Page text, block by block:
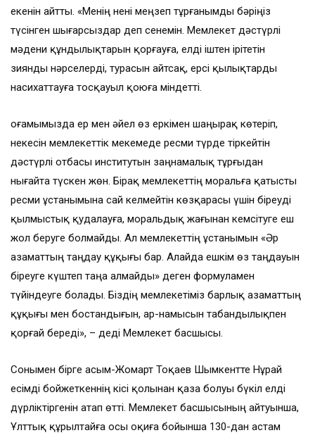
екенін айтты. «Менің нені меңзеп тұрғанымды бәріңіз
түсінген шығарсыздар деп сенемін. Мемлекет дәстүрлі
мәдени құндылықтарын қорғауға, елді іштен ірітетін
зиянды нәрселерді, турасын айтсақ, ерсі қылықтарды
насихаттауға тосқауыл қоюға міндетті.
Қоғамымызда ер мен әйел өз еркімен шаңырақ көтеріп,
некесін мемлекеттік мекемеде ресми түрде тіркейтін
дәстүрлі отбасы институтын заңнамалық тұрғыдан
нығайта түскен жөн. Бірақ мемлекеттің моральға қатысты
ресми ұстанымына сай келмейтін көзқарасы үшін біреуді
қылмыстық қудалауға, моральдық жағынан кемсітуге еш
жол беруге болмайды. Ал мемлекеттің ұстанымын «Әр
азаматтың таңдау құқығы бар. Алайда ешкім өз таңдауын
біреуге күштеп таңа алмайды» деген формуламен
түйіндеуге болады. Біздің мемлекетіміз барлық азаматтың
құқығы мен бостандығын, ар-намысын табандылықпен
қорғай береді», – деді Мемлекет басшысы.
Сонымен бірге Қасым-Жомарт Тоқаев Шымкентте Нұрай
есімді бойжеткеннің кісі қолынан қаза болуы бүкіл елді
дүрліктіргенін атап өтті. Мемлекет басшысының айтуынша,
Ұлттық құрылтайға осы оқиға бойынша 130-дан астам